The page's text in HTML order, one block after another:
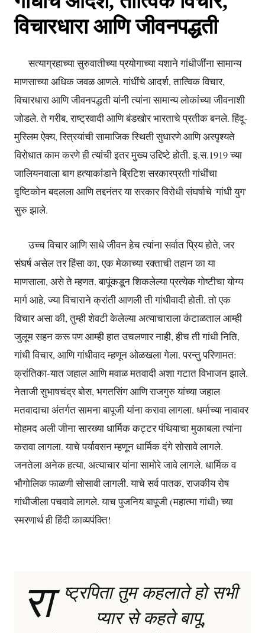
विचारधारा आणि जीवनपद्धती
सत्याग्रहाच्या सुरुवातीच्या प्रयोगाच्या यशाने गांधीजींना सामान्य
माणसाच्या अधिक जवळ आणले. गांधींचे आदर्श, तात्विक विचार,
विचारधारा आणि जीवनपद्धती यांनी त्यांना सामान्य लोकांच्या जीवनाशी
जोडले. ते गरीब, राष्ट्रवादी आणि बंडखोर भारताचे प्रतीक बनले. हिंदू-
मुस्लिम ऐक्य, स्त्रियांची सामाजिक स्थिती सुधारणे आणि अस्पृश्यते
विरोधात काम करणे ही त्यांची इतर मुख्य उद्दिष्टे होती. इ.स.1919 च्या
जालियनवाला बाग हत्याकांडाने ब्रिटिश सरकारप्रती गांधींचा
दृष्टिकोन बदलला आणि तद्दनंतर या सरकार विरोधी संघर्षाचे 'गांधी युग'
सुरु झाले.
उच्च विचार आणि साधे जीवन हेच त्यांना सर्वात प्रिय होते, जर
संघर्ष असेल तर हिंसा का, एक मेकाच्या रक्ताची तहान का या
माणसाला, असे ते म्हणत. बापूंकडून शिकलेल्या प्रत्येक गोष्टीचा योग्य
मार्ग आहे, ज्या विचाराने क्रांती आणली ती गांधीवादी होती. तो एक
विचार असा की, तुम्ही शेवटी केलेल्या अत्याचाराला कंटाळताल आम्ही
जुलूम सहन करू पण आम्ही हात उचलणार नाही, हीच ती गांधी निति,
गांधी विचार, आणि गांधीवाद म्हणून ओळखला गेला. परन्तु परिणामत:
क्रांतिका-यात जहाल आणि मवाळ मतवादी अशा गटात विभाजन झाले.
नेताजी सुभाषचंद्र बोस, भगतसिंग आणि राजगुरु यांच्या जहाल
मतवादाचा अंतर्गत सामना बापूजी यांना करावा लागला. धर्माच्या नावावर
मोहमद अली जीना सारख्या धार्मिक कट्टर पंथियाचा मुकाबला त्यांना
करावा लागला. याचे पर्यावसन म्हणून धार्मिक दंगे सोसावे लागले.
जनतेला अनेक हत्या, अत्याचार यांना सामोरे जावे लागले. धार्मिक व
भौगोलिक फाळणी सोसावी लागली. याचे सर्व पातक, राजकीय रोष
गांधीजीला पचवावे लागले. याच पुजनिय बापूजी (महात्मा गांधी) च्या
स्मरणार्थ ही हिंदी काव्यपंक्ति!
रा
ष्ट्रपिता तुम कहलाते हो सभी
प्यार से कहते बापू,